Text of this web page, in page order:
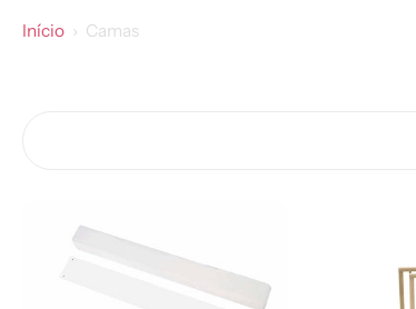
Início › Camas